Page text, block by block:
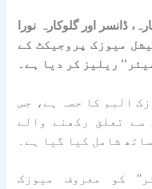
ڈانسر اور گلوکارہ نورا
ورلڈ کپ 2026 کے آفیشل میوزک پروجیکٹ کے
ریلیز کر دیا ہے۔
البم کا حصہ ہے، جس
سے تعلق رکھنے والے
شامل کیا گیا ہے۔
کو معروف میوزک